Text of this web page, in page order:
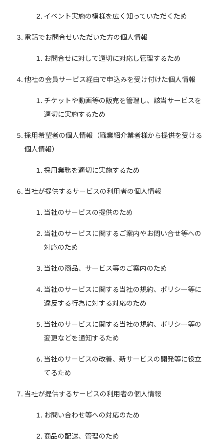
イベント実施の模様を広く知っていただくため
電話でお問合せいただいた方の個人情報
お問合せに対して適切に対応し管理するため
他社の会員サービス経由で申込みを受け付けた個人情報
チケットや動画等の販売を管理し、該当サービスを
適切に実施するため
採用希望者の個人情報（職業紹介業者様から提供を受ける
個人情報）
採用業務を適切に実施するため
当社が提供するサービスの利用者の個人情報
当社のサービスの提供のため
当社のサービスに関するご案内やお問い合せ等への
対応のため
当社の商品、サービス等のご案内のため
当社のサービスに関する当社の規約、ポリシー等に
違反する行為に対する対応のため
当社のサービスに関する当社の規約、ポリシー等の
変更などを通知するため
当社のサービスの改善、新サービスの開発等に役立
てるため
当社が提供するサービスの利用者の個人情報
お問い合わせ等への対応のため
商品の配送、管理のため